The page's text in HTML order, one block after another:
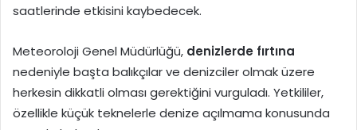
saatlerinde etkisini kaybedecek.
Meteoroloji Genel Müdürlüğü, denizlerde fırtına
nedeniyle başta balıkçılar ve denizciler olmak üzere
herkesin dikkatli olması gerektiğini vurguladı. Yetkililer,
özellikle küçük teknelerle denize açılmama konusunda